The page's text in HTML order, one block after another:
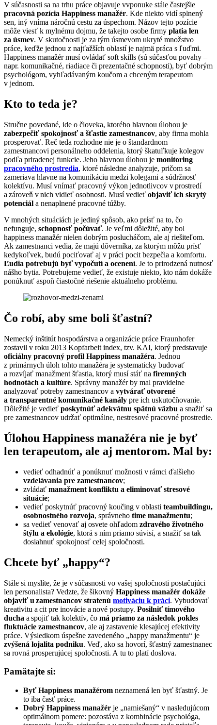
V súčasnosti sa na trhu práce objavuje vvponuke stále častejšie
pracovná pozícia Happiness manažér. Kde niekto vidí splnený
sen, iný vníma náročnú cestu za úspechom. Názov tejto pozície
môže viesť k mylnému dojmu, že takejto osobe firmy platia len
za úsmev. V skutočnosti je za tým úsmevom ukryté množstvo
práce, keďže jednou z najťažších oblastí je najmä práca s ľuďmi.
Happiness manažér musí ovládať soft skills (sú súčasťou povahy –
napr. komunikačné, riadiace či prezentačné schopnosti), byť dobrým
psychológom, vyhľadávaným koučom a chceným terapeutom
v jednom.
Kto to teda je?
Stručne povedané, ide o človeka, ktorého hlavnou úlohou je
zabezpečiť spokojnosť a šťastie zamestnancov, aby firma mohla
prosperovať. Reč teda rozhodne nie je o štandardnom
zamestnancovi personálneho oddelenia, ktorý škatuľkuje kolegov
podľa priradenej funkcie. Jeho hlavnou úlohou je monitoring
pracovného prostredia, ktoré následne analyzuje, pričom sa
zameriava hlavne na komunikáciu medzi kolegami a súdržnosť
kolektívu. Musí vnímať pracovný výkon jednotlivcov v prostredí
a zároveň v nich vidieť osobnosti. Musí vedieť objaviť ich skrytý
potenciál a nenaplnené pracovné túžby.
V mnohých situáciách je jediný spôsob, ako prísť na to, čo
nefunguje, schopnosť počúvať. Je veľmi dôležité, aby bol
happiness manažér nielen dobrým poslucháčom, ale aj riešiteľom.
Ak zamestnanci vedia, že majú dôverníka, za ktorým môžu prísť
kedykoľvek, budú pociťovať aj v práci pocit bezpečia a komfortu.
Ľudia potrebujú byť vypočutí a ocenení. Je to prirodzená nutnosť
nášho bytia. Potrebujeme vedieť, že existuje niekto, kto nám dokáže
ponúknuť aspoň čiastočné riešenie aktuálneho problému.
Čo robí, aby sme boli šťastní?
Nemecký inštitút hospodárstva a organizácie práce Fraunhofer
zostavil v roku 2013 Kopfarbeit index, tzv. KAI, ktorý predstavuje
oficiálny pracovný profil Happiness manažéra. Jednou
z primárnych úloh tohto manažéra je systematicky budovať
a rozvíjať manažment šťastia, ktorý musí stáť na firemných
hodnotách a kultúre. Správny manažér by mal pravidelne
analyzovať potreby zamestnancov a vytvárať otvorené
a transparentné komunikačné kanály pre ich uskutočňovanie.
Dôležité je vedieť poskytnúť adekvátnu spätnú väzbu a snažiť sa
pre zamestnancov udržať optimálne, nestresové pracovné prostredie.
Úlohou Happiness manažéra nie je byť
len terapeutom, ale aj mentorom. Mal by:
vedieť odhadnúť a ponúknuť možnosti v rámci ďalšieho
vzdelávania pre zamestnancov;
zvládať manažment konfliktu a eliminovať stresové
situácie;
vedieť poskytnúť pracovný koučing v oblasti teambuildingu,
osobnostného rozvoja, správneho time manažmentu;
sa vedieť venovať aj osvete ohľadom zdravého životného
štýlu a ekológie, ktorá s ním priamo súvisí, a snažiť sa tak
dosiahnuť spokojnosť celej spoločnosti.
Chcete byť „happy“?
Stále si myslíte, že je v súčasnosti vo vašej spoločnosti postačujúci
len personalista? Vedzte, že šikovný Happiness manažér dokáže
objaviť u zamestnancov stratenú motiváciu k práci. Vybudovať
kreativitu a cit pre inovácie a nové postupy. Posilniť tímového
ducha a spojiť tak kolektív, čo má priamo za následok pokles
fluktuácie zamestnancov, ale aj zastavenie klesajúcej efektivity
práce. Výsledkom úspešne zavedeného „happy manažmentu“ je
zvýšená lojalita podniku. Veď, ako sa hovorí, šťastný zamestnanec
sa rovná prosperujúcej spoločnosti. A tu to platí doslova.
Pamätajte si:
Byť Happiness manažérom neznamená len byť šťastný. Je
to iba časť práce.
Dobrý Happiness manažér je „namiešaný“ v nasledujúcom
optimálnom pomere: pozostáva z kombinácie psychológa,